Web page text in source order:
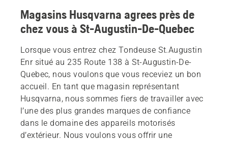
Magasins Husqvarna agrees près de
chez vous à St-Augustin-De-Quebec
Lorsque vous entrez chez Tondeuse St.Augustin
Enr situé au 235 Route 138 à St-Augustin-De-
Quebec, nous voulons que vous receviez un bon
accueil. En tant que magasin représentant
Husqvarna, nous sommes fiers de travailler avec
l’une des plus grandes marques de confiance
dans le domaine des appareils motorisés
d’extérieur. Nous voulons vous offrir une